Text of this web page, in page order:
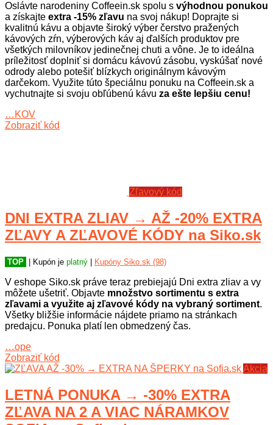
Oslávte narodeniny Coffeein.sk spolu s výhodnou ponukou
a získajte extra -15% zľavu na svoj nákup! Doprajte si
kvalitnú kávu a objavte široký výber čerstvo pražených
kávových zŕn, výberových káv aj ďalších produktov pre
všetkých milovníkov jedinečnej chuti a vône. Je to ideálna
príležitosť doplniť si domácu kávovú zásobu, vyskúšať nové
odrody alebo potešiť blízkych originálnym kávovým
darčekom. Využite túto špeciálnu ponuku na Coffeein.sk a
vychutnajte si svoju obľúbenú kávu za ešte lepšiu cenu!
…KOV
Zobraziť kód
Zľavový kód
DNI EXTRA ZLIAV → AŽ -20% EXTRA
ZĽAVY A ZĽAVOVÉ KÓDY na Siko.sk
TOP | Kupón je platný Kupóny Siko.sk (98)
V eshope Siko.sk práve teraz prebiejajú Dni extra zliav a vy
môžete ušetriť. Objavte množstvo sortimentu s extra
zľavami a využite aj zľavové kódy na vybraný sortiment.
Všetky bližšie informácie nájdete priamo na stránkach
predajcu. Ponuka platí len obmedzený čas.
…ope
Zobraziť kód
Akcia
LETNÁ PONUKA → -30% EXTRA
ZĽAVA NA 2 A VIAC NÁRAMKOV